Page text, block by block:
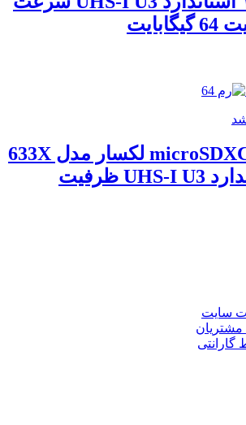
کارت حافظه‌ microSDXC لکسار مدل 633X
کلاس 10 استاندارد UHS-I U3 ظرفیت
سایت